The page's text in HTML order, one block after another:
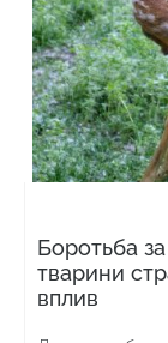
Боротьба
тварини
вплив